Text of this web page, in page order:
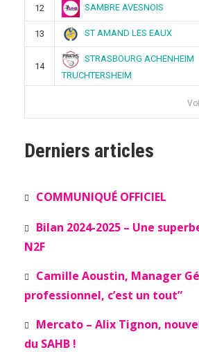
12 SAMBRE AVESNOIS
13 ST AMAND LES EAUX
14
STRASBOURG ACHENHEIM
TRUCHTERSHEIM
Derniers articles
COMMUNIQUÉ OFFICIEL
Bilan 2024-2025 – Une
N2F
Camille Aoustin, Manager
professionnel, c’est un tout”
Mercato – Alix Tignon,
du SAHB !